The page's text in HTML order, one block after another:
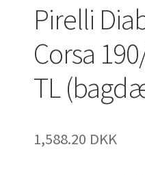
Pirelli
Corsa
TL
1,588.20 DKK